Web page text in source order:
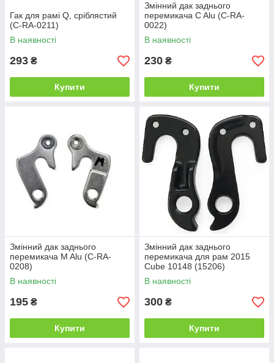
Гак для рамі Q, сріблястий
(C-RA-0211)
В наявності
293 ₴
Купити
Змінний дак заднього
перемикача C Alu (C-RA-
0022)
В наявності
230 ₴
Купити
Змінний дак заднього
перемикача M Alu (C-RA-
0208)
В наявності
195 ₴
Купити
Змінний дак заднього
перемикача для рам 2015
Cube 10148 (15206)
В наявності
300 ₴
Купити